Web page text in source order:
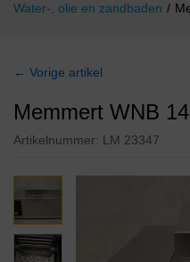
Water-, olie en zandbaden /
← Vorige artikel
Memmert WNB
Artikelnummer: LM 23347